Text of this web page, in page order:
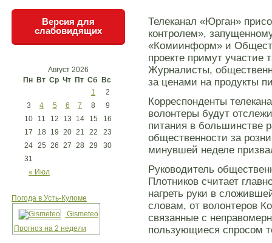
Версия для
слабовидящих
Август 2026
Пн Вт Ср Чт Пт Сб Вс
« Июл
1
2
3
4 5 6 7 8
9
10
11 12 13 14 15
16
17
18 19 20 21 22
23
24 25 26 27 28 29
30
31
Погода в Усть-Куломе
Gismeteo
Прогноз на 2 недели
Телеканал «Юрган»
контролем»,
«Комиинформ» и
проекте примут участие
Журналисты,
за ценами на продукты
Корреспонденты
волонтеры будут
питания в большинстве
общественности за
минувшей неделе
Руководитель
Плотников считает
нагреть руки в
словам, от волонтеров
связанные с
пользующиеся спросом